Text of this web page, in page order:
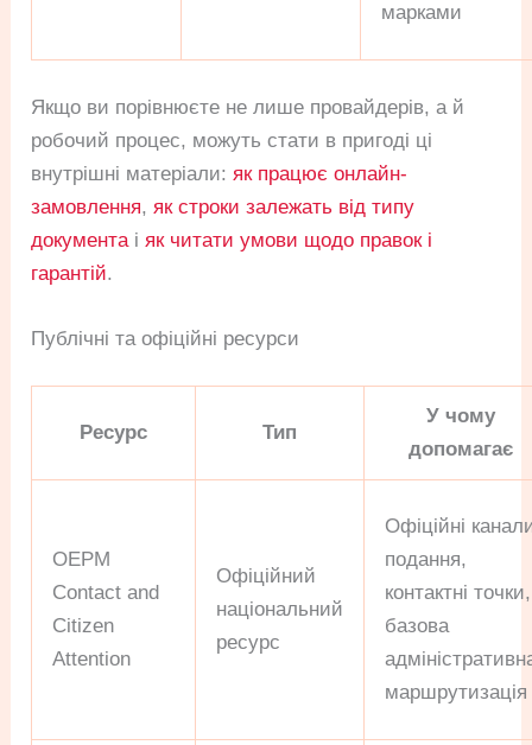
марками
Якщо ви порівнюєте не лише провайдерів, а й
робочий процес, можуть стати в пригоді ці
внутрішні матеріали: як працює онлайн-
замовлення, як строки залежать від типу
документа і як читати умови щодо правок і
гарантій.
Публічні та офіційні ресурси
Ресурс Тип
У чому
допомагає
OEPM
Contact and
Citizen
Attention
Офіційний
національний
ресурс
Офіційні
подання,
контактні точки,
базова
маршрутизація